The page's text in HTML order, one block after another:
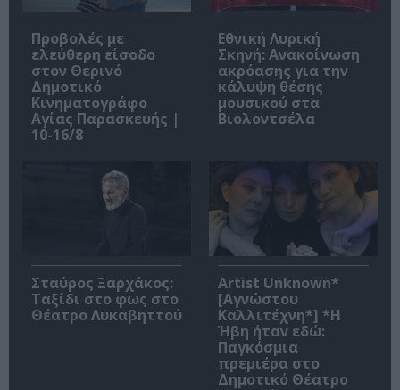
Προβολές με
ελεύθερη είσοδο
στον Θερινό
Δημοτικό
Κινηματογράφο
Αγίας Παρασκευής |
10-16/8
Εθνική Λυρική
Σκηνή: Ανακοίνωση
ακρόασης για την
κάλυψη θέσης
μουσικού στα
Βιολοντσέλα
Σταύρος Ξαρχάκος:
Ταξίδι στο φως στο
Θέατρο Λυκαβηττού
Artist Unknown*
[Αγνώστου
Καλλιτέχνη*] *Η
Ήβη ήταν εδώ:
Παγκόσμια
πρεμιέρα στο
Δημοτικό Θέατρο